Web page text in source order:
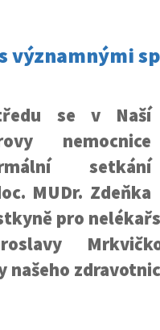
významnými
se v Naší
nemocnice
setkání
MUDr. Zdeňka
pro
našeho